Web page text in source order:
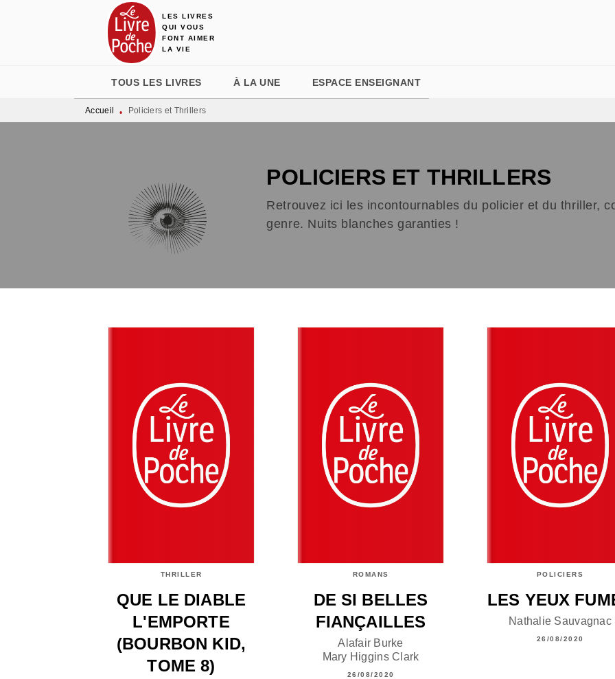
MENU RECHERCHE
LES LIVRES
QUI VOUS
FONT AIMER
LA VIE
TOUS LES LIVRES À LA UNE ESPACE ENSEIGNANT
Accueil • Policiers et Thrillers
POLICIERS ET THRILLERS
Retrouvez ici les incontournables du policier et du thriller,
genre. Nuits blanches garanties !
THRILLER
QUE LE DIABLE
L'EMPORTE
(BOURBON KID,
TOME 8)
ROMANS
DE SI BELLES
FIANÇAILLES
Alafair Burke
Mary Higgins Clark
26/08/2020
POLICIERS
LES YEUX
Nathalie Sauvagnac
26/08/2020